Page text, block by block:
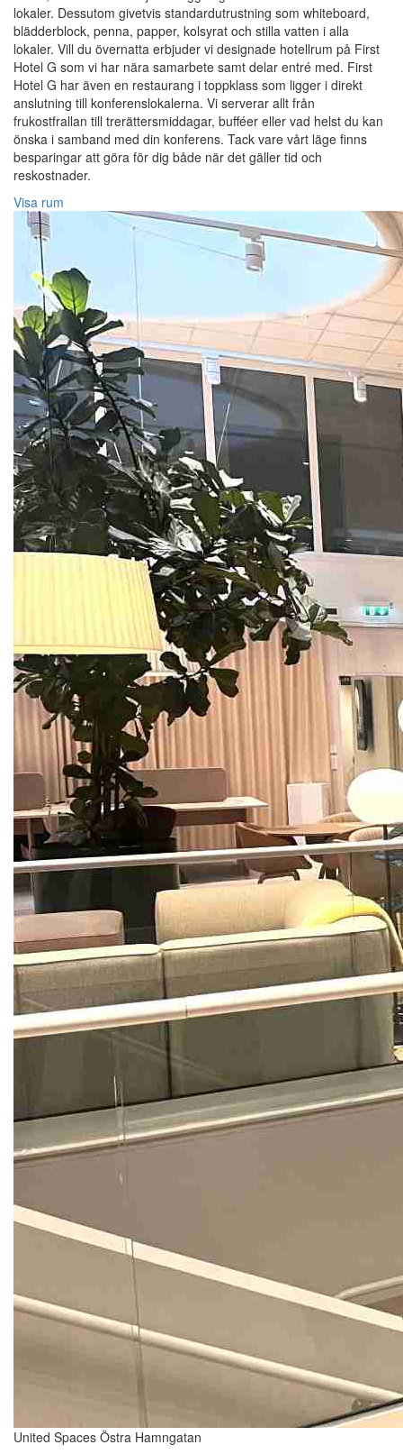
lokaler. Dessutom givetvis standardutrustning som whiteboard,
blädderblock, penna, papper, kolsyrat och stilla vatten i alla
lokaler. Vill du övernatta erbjuder vi designade hotellrum på First
Hotel G som vi har nära samarbete samt delar entré med. First
Hotel G har även en restaurang i toppklass som ligger i direkt
anslutning till konferenslokalerna. Vi serverar allt från
frukostfrallan till trerättersmiddagar, bufféer eller vad helst du kan
önska i samband med din konferens. Tack vare vårt läge finns
besparingar att göra för dig både när det gäller tid och
reskostnader.
Visa rum
United Spaces Östra Hamngatan